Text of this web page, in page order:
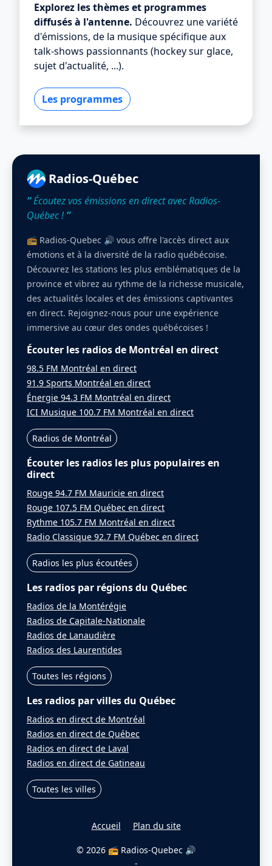
Explorez les thèmes et programmes
diffusés à l'antenne. Découvrez une variété
d'émissions, de la musique spécifique aux
talk-shows passionnants (hockey sur glace,
sujet d'actualité, ...).
Les programmes
Radios-Québec
“Écoutez vos émissions en direct avec Radios-
Québec !”
📻 Radios-Quebec 🔊 vous offre l'accès direct aux
émotions et à la diversité de la radio québécoise.
Découvrez les stations les plus emblématiques de la
province et vibrez au rythme de la richesse musicale,
des actualités locales et des émissions captivantes
en direct. Rejoignez-nous pour une expérience
immersive au cœur des ondes québécoises !
Écouter les radios de Montréal en direct
98.5 FM Montréal en direct
91.9 Sports Montréal en direct
Énergie 94.3 FM Montréal en direct
ICI Musique 100.7 FM Montréal en direct
Radios de Montréal
Écouter les radios les plus populaires en
direct
Rouge 94.7 FM Mauricie en direct
Rouge 107.5 FM Québec en direct
Rythme 105.7 FM Montréal en direct
Radio Classique 92.7 FM Québec en direct
Radios les plus écoutées
Les radios par régions du Québec
Radios de la Montérégie
Radios de Capitale-Nationale
Radios de Lanaudière
Radios des Laurentides
Toutes les régions
Les radios par villes du Québec
Radios en direct de Montréal
Radios en direct de Québec
Radios en direct de Laval
Radios en direct de Gatineau
Toutes les villes
Accueil Plan du site
© 2026 📻 Radios-Quebec 🔊
-